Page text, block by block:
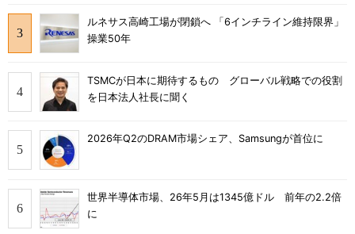
ルネサス高崎工場が閉鎖へ 「6インチライン維持限界」
操業50年
TSMCが日本に期待するもの グローバル戦略での役割
を日本法人社長に聞く
2026年Q2のDRAM市場シェア、Samsungが首位に
世界半導体市場、26年5月は1345億ドル 前年の2.2倍
に